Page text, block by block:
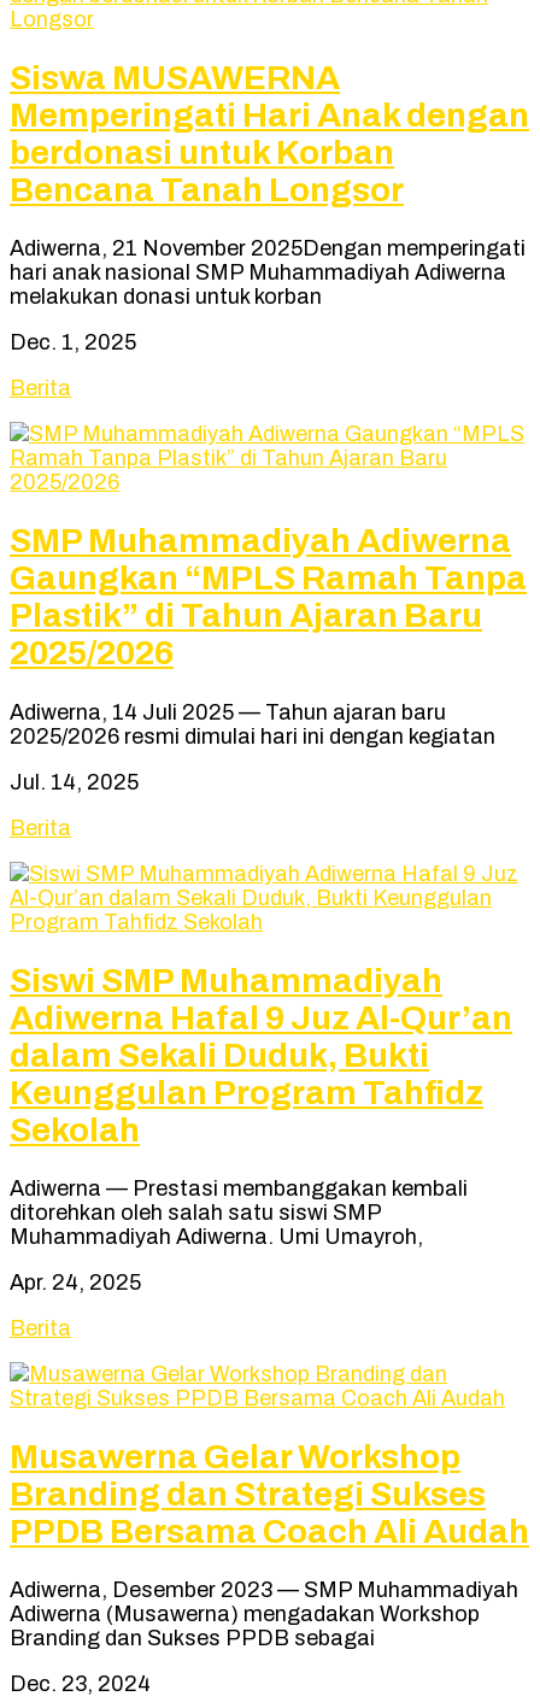
Siswa MUSAWERNA
Memperingati Hari Anak dengan
berdonasi untuk Korban
Bencana Tanah Longsor
Adiwerna, 21 November 2025Dengan memperingati
hari anak nasional SMP Muhammadiyah Adiwerna
melakukan donasi untuk korban
Dec. 1, 2025
Berita
SMP Muhammadiyah Adiwerna
Gaungkan “MPLS Ramah Tanpa
Plastik” di Tahun Ajaran Baru
2025/2026
Adiwerna, 14 Juli 2025 — Tahun ajaran baru
2025/2026 resmi dimulai hari ini dengan kegiatan
Jul. 14, 2025
Berita
Siswi SMP Muhammadiyah
Adiwerna Hafal 9 Juz Al-Qur’an
dalam Sekali Duduk, Bukti
Keunggulan Program Tahfidz
Sekolah
Adiwerna — Prestasi membanggakan kembali
ditorehkan oleh salah satu siswi SMP
Muhammadiyah Adiwerna. Umi Umayroh,
Apr. 24, 2025
Berita
Musawerna Gelar Workshop
Branding dan Strategi Sukses
PPDB Bersama Coach Ali Audah
Adiwerna, Desember 2023 — SMP Muhammadiyah
Adiwerna (Musawerna) mengadakan Workshop
Branding dan Sukses PPDB sebagai
Dec. 23, 2024